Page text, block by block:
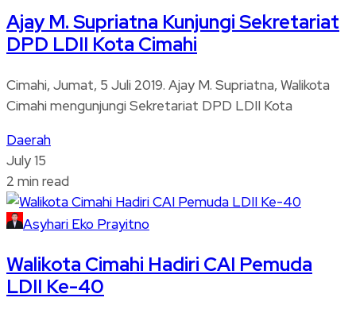
Ajay M. Supriatna Kunjungi Sekretariat
DPD LDII Kota Cimahi
Cimahi, Jumat, 5 Juli 2019. Ajay M. Supriatna, Walikota
Cimahi mengunjungi Sekretariat DPD LDII Kota
Daerah
July 15
2 min read
Asyhari Eko Prayitno
Walikota Cimahi Hadiri CAI Pemuda
LDII Ke-40